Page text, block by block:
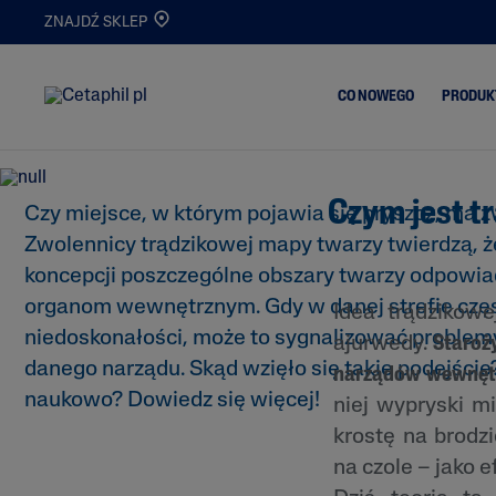
ZNAJDŹ SKLEP
CO NOWEGO
Oczyszczanie
Nawilżanie
Serum
Nowości
Trądzik i
Skóra Matowa i
Odwodniona
Oczyszczanie i
Demakijaż
Atopowe
Skóry
Skóra
Skóra
Popękana
niedoskonałości mogą
o stanie zdrowia?
Czy miejsce, w którym pojawia się pryszcz, ma
Zwolennicy trądzikowej mapy twarzy twierdzą,
koncepcji poszczególne obszary twarzy
organom wewnętrznym. Gdy w danej strefie
niedoskonałości, może to sygnalizować
danego narządu. Skąd wzięło się takie
naukowo? Dowiedz się więcej!
Czym jest
Idea
ajurwedy.
narządów
niej wypryski
krostę na
na czole – jako